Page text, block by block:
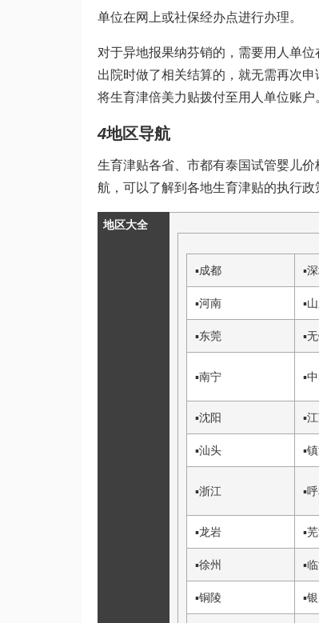
单位在网上或社保经办点进行办理。
对于异地报果纳芬销的，需要用人单
出院时做了相关结算的，就无需再次
将生育津倍美力贴拨付至用人单位账户
4地区导航
生育津贴各省、市都有泰国试管婴儿价
航，可以了解到各地生育津贴的执行政
地区大全
▪成都 ▪深
▪河南 ▪
▪东莞 ▪
▪南宁 ▪
▪沈阳 ▪
▪汕头 ▪
▪浙江 ▪
▪龙岩 ▪
▪徐州 ▪
▪铜陵 ▪银